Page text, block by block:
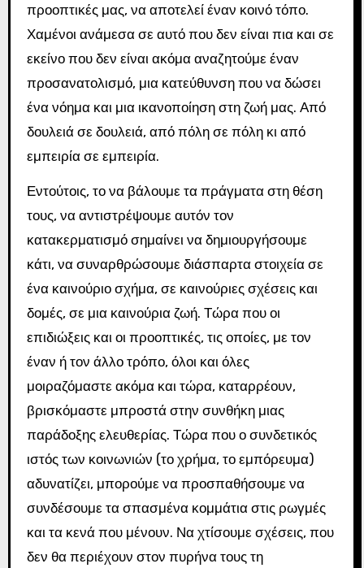
προοπτικές μας, να αποτελεί έναν κοινό τόπο.
Χαμένοι ανάμεσα σε αυτό που δεν είναι πια και σε
εκείνο που δεν είναι ακόμα αναζητούμε έναν
προσανατολισμό, μια κατεύθυνση που να δώσει
ένα νόημα και μια ικανοποίηση στη ζωή μας. Από
δουλειά σε δουλειά, από πόλη σε πόλη κι από
εμπειρία σε εμπειρία.
Εντούτοις, το να βάλουμε τα πράγματα στη θέση
τους, να αντιστρέψουμε αυτόν τον
κατακερματισμό σημαίνει να δημιουργήσουμε
κάτι, να συναρθρώσουμε διάσπαρτα στοιχεία σε
ένα καινούριο σχήμα, σε καινούριες σχέσεις και
δομές, σε μια καινούρια ζωή. Τώρα που οι
επιδιώξεις και οι προοπτικές, τις οποίες, με τον
έναν ή τον άλλο τρόπο, όλοι και όλες
μοιραζόμαστε ακόμα και τώρα, καταρρέουν,
βρισκόμαστε μπροστά στην συνθήκη μιας
παράδοξης ελευθερίας. Τώρα που ο συνδετικός
ιστός των κοινωνιών (το χρήμα, το εμπόρευμα)
αδυνατίζει, μπορούμε να προσπαθήσουμε να
συνδέσουμε τα σπασμένα κομμάτια στις ρωγμές
και τα κενά που μένουν. Να χτίσουμε σχέσεις, που
δεν θα περιέχουν στον πυρήνα τους τη